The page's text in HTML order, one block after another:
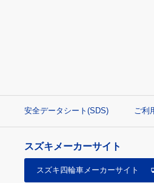
安全データシート(SDS) ご利
スズキメーカーサイト
スズキ四輪車メーカーサイト